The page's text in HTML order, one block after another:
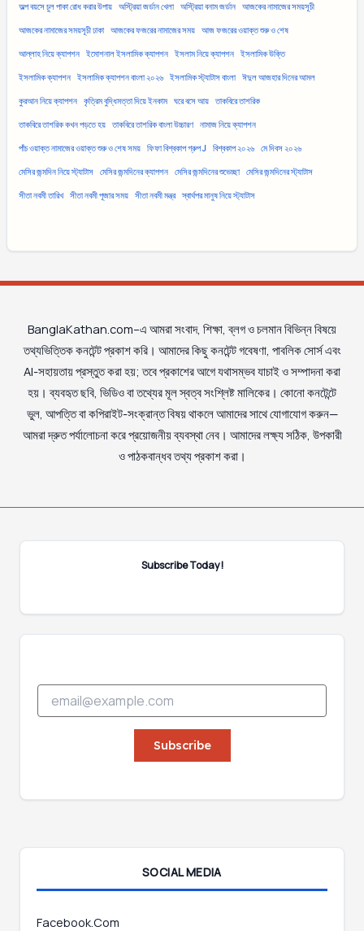
অল্প বয়সে চুল পাকা রোধ করার উপায় অস্ট্রিয়া জর্ডান খেলা অস্ট্রিয়া বনাম জর্ডান আজকের নামাজের সময়সূচী
আজকের নামাজের সময়সূচী ঢাকা আজকের ফজরের নামাজের সময় আজ ফজরের ওয়াক্ত শুরু ও শেষ
আল্লাহ নিয়ে ক্যাপশন ইমোশনাল ইসলামিক ক্যাপশন ইসলাম নিয়ে ক্যাপশন ইসলামিক উক্তি
ইসলামিক ক্যাপশন ইসলামিক ক্যাপশন বাংলা ২০২৬ ইসলামিক স্ট্যাটাস বাংলা ঈদুল আজহার দিনের আমল
কুরআন নিয়ে ক্যাপশন কৃত্রিম বুদ্ধিমত্তা দিয়ে ইনকাম ঘরে বসে আয় তাকবিরে তাশরিক
তাকবিরে তাশরিক কখন পড়তে হয় তাকবিরে তাশরিক বাংলা উচ্চারণ নামাজ নিয়ে ক্যাপশন
পাঁচ ওয়াক্ত নামাজের ওয়াক্ত শুরু ও শেষ সময় ফিফা বিশ্বকাপ গ্রুপ J বিশ্বকাপ ২০২৬ মে দিবস ২০২৬
মেসির জন্মদিন নিয়ে স্ট্যাটাস মেসির জন্মদিনের ক্যাপশন মেসির জন্মদিনের শুভেচ্ছা মেসির জন্মদিনের স্ট্যাটাস
সীতা নবমী তারিখ সীতা নবমী পূজার সময় সীতা নবমী মন্ত্র স্বার্থপর মানুষ নিয়ে স্ট্যাটাস
BanglaKathan.com–এ আমরা সংবাদ, শিক্ষা, ব্লগ ও চলমান বিভিন্ন বিষয়ে
তথ্যভিত্তিক কনটেন্ট প্রকাশ করি। আমাদের কিছু কনটেন্ট গবেষণা, পাবলিক সোর্স এবং
AI-সহায়তায় প্রস্তুত করা হয়; তবে প্রকাশের আগে যথাসম্ভব যাচাই ও সম্পাদনা করা
হয়। ব্যবহৃত ছবি, ভিডিও বা তথ্যের মূল স্বত্ব সংশ্লিষ্ট মালিকের। কোনো কনটেন্টে
ভুল, আপত্তি বা কপিরাইট-সংক্রান্ত বিষয় থাকলে আমাদের সাথে যোগাযোগ করুন—
আমরা দ্রুত পর্যালোচনা করে প্রয়োজনীয় ব্যবস্থা নেব। আমাদের লক্ষ্য সঠিক, উপকারী
ও পাঠকবান্ধব তথ্য প্রকাশ করা।
Subscribe Today!
E
m
a
i
E
Subscribe
SOCIAL MEDIA
Facebook.Com